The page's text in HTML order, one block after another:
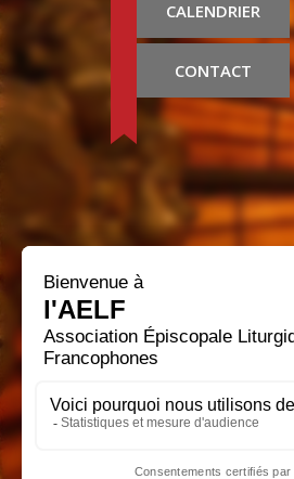
CALENDRIER
CONTACT